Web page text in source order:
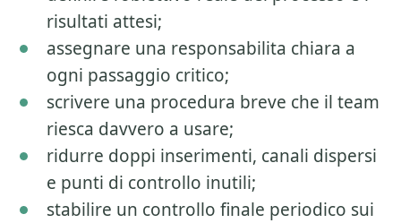
risultati attesi;
assegnare una responsabilita chiara a
ogni passaggio critico;
scrivere una procedura breve che il team
riesca davvero a usare;
ridurre doppi inserimenti, canali dispersi
e punti di controllo inutili;
stabilire un controllo finale periodico sui